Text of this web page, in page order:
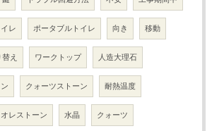
レ ポータブルトイレ 向き 移動
え ワークトップ 人造大理石
クォーツストーン 耐熱温度
レストーン 水晶 クォーツ